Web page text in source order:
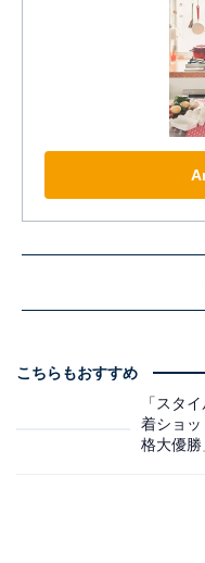
こちらもおすすめ
「スタ
着ショ
格大優勝